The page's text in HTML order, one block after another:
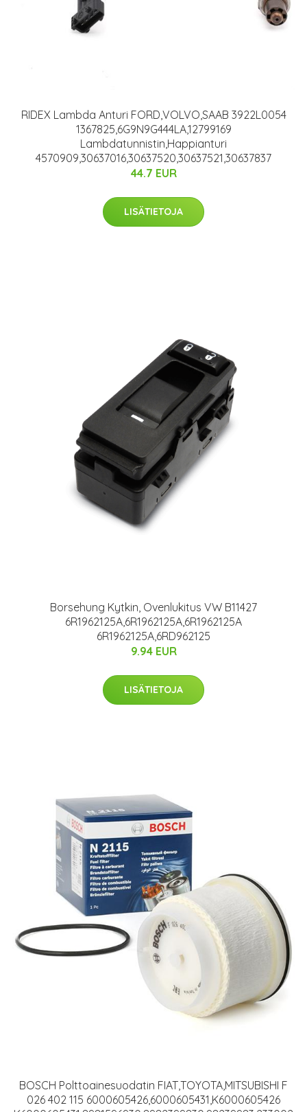
RIDEX Lambda Anturi FORD,VOLVO,SAAB 3922L0054
1367825,6G9N9G444LA,12799169
Lambdatunnistin,Happianturi
4570909,30637016,30637520,30637521,30637837
44.7 EUR
LISÄTIETOJA
Borsehung Kytkin, Ovenlukitus VW B11427
6R1962125A,6R1962125A,6R1962125A
6R1962125A,6RD962125
9.94 EUR
LISÄTIETOJA
BOSCH Polttoainesuodatin FIAT,TOYOTA,MITSUBISHI F
026 402 115 6000605426,6000605431,K6000605426